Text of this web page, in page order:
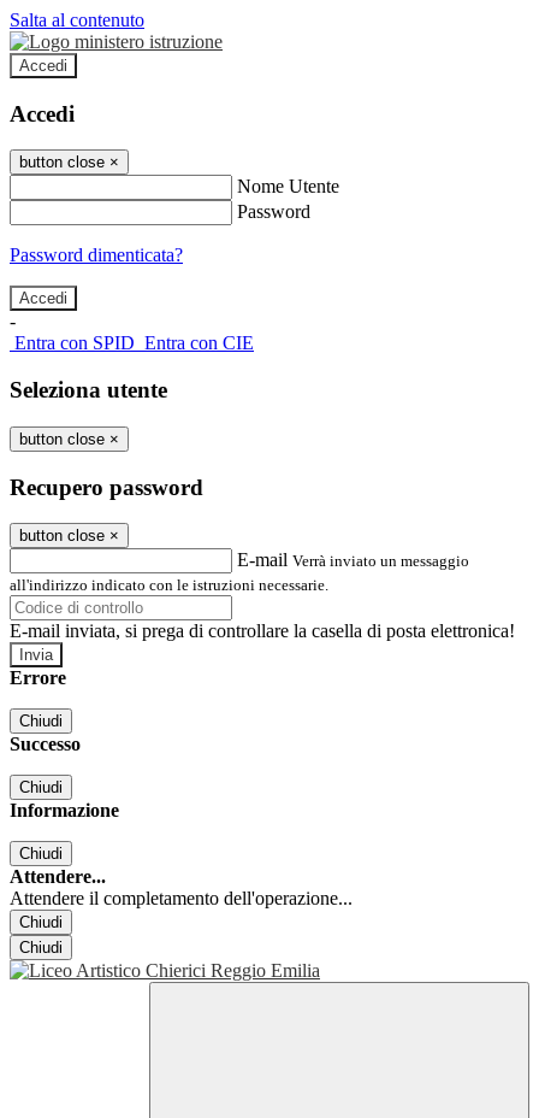
Salta al contenuto
Accedi
Accedi
button close ×
Nome Utente
Password
Password dimenticata?
-
Entra con SPID Entra con CIE
Seleziona utente
button close ×
Recupero password
button close ×
E-mail Verrà inviato un messaggio
all'indirizzo indicato con le istruzioni necessarie.
E-mail inviata, si prega di controllare la casella di posta elettronica!
Errore
Chiudi
Successo
Chiudi
Informazione
Chiudi
Attendere...
Attendere il completamento dell'operazione...
Chiudi
Chiudi